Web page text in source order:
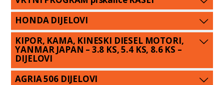
HONDA DIJELOVI
KIPOR, KAMA, KINESKI DIESEL MOTORI,
YANMAR JAPAN – 3.8 KS, 5.4 KS, 8.6 KS –
DIJELOVI
AGRIA 506 DIJELOVI